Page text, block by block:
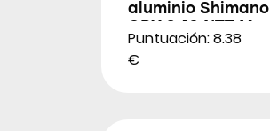
aluminio Shimano
Puntuación: 8.38
€